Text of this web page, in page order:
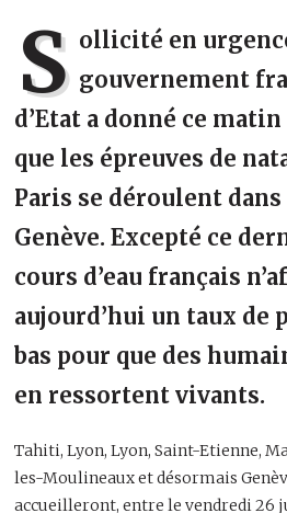
S ollicité en
gouvernement
d’Etat a donné ce
que les épreuves de
Paris se déroulent dans
Genève. Excepté ce
cours d’eau français
aujourd’hui un taux de
bas pour que des
en ressortent vivants.
Tahiti, Lyon, Lyon, Saint-Etienne,
les-Moulineaux et désormais
accueilleront, entre le vendredi 26